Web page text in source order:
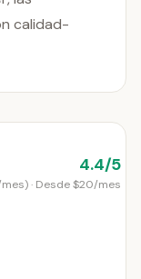
calidad-
4.4/5
· Desde $20/mes